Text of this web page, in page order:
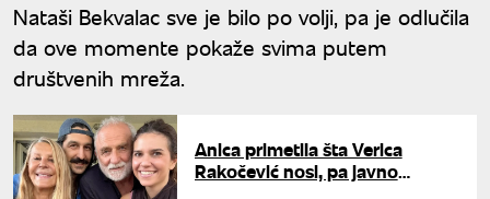
Nataši Bekvalac sve je bilo po volji, pa je odlučila
da ove momente pokaže svima putem
društvenih mreža.
Anica primetila šta Verica
Rakočević nosi, pa javno